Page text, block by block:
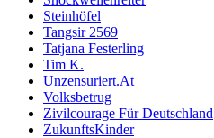
Steinhöfel
Tangsir 2569
Tatjana Festerling
Tim K.
Unzensuriert.At
Volksbetrug
Zivilcourage Für Deutschland
ZukunftsKinder